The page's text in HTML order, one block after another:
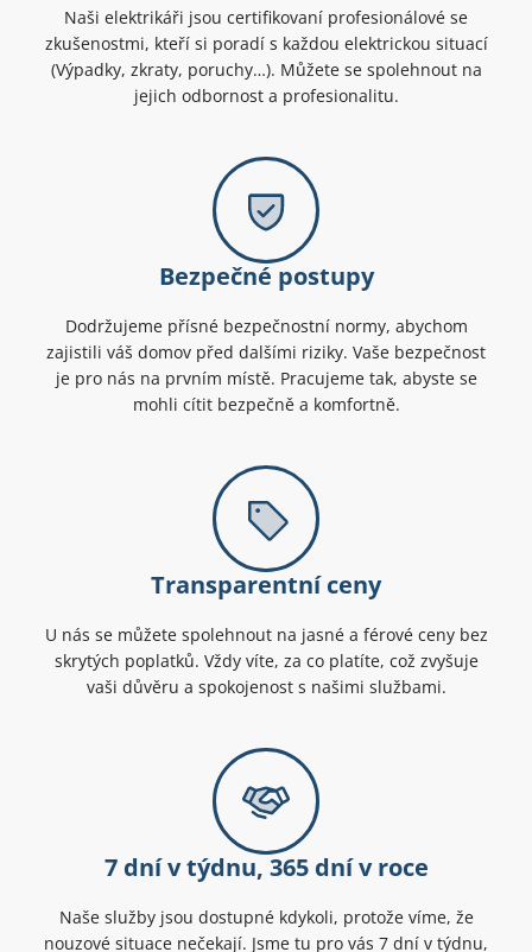
Naši elektrikáři jsou certifikovaní profesionálové se
zkušenostmi, kteří si poradí s každou elektrickou situací
(Výpadky, zkraty, poruchy…). Můžete se spolehnout na
jejich odbornost a profesionalitu.
Bezpečné postupy
Dodržujeme přísné bezpečnostní normy, abychom
zajistili váš domov před dalšími riziky. Vaše bezpečnost
je pro nás na prvním místě. Pracujeme tak, abyste se
mohli cítit bezpečně a komfortně.
Transparentní ceny
U nás se můžete spolehnout na jasné a férové ceny bez
skrytých poplatků. Vždy víte, za co platíte, což zvyšuje
vaši důvěru a spokojenost s našimi službami.
7 dní v týdnu, 365 dní v roce
Naše služby jsou dostupné kdykoli, protože víme, že
nouzové situace nečekají. Jsme tu pro vás 7 dní v týdnu,